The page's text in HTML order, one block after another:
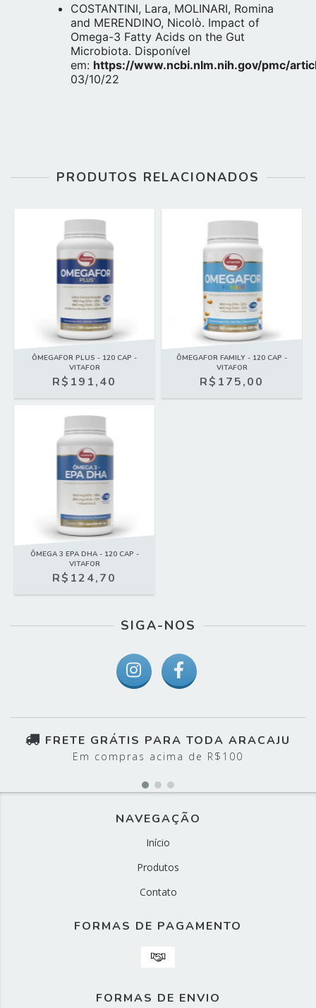
COSTANTINI, Lara, MOLINARI, Romina
and MERENDINO, Nicolò. Impact of
Omega-3 Fatty Acids on the Gut
Microbiota. Disponível
em: https://www.ncbi.nlm.nih.gov/pmc/
03/10/22
PRODUTOS RELACIONADOS
ÔMEGAFOR PLUS - 120 CAP -
VITAFOR
R$191,40
ÔMEGAFOR FAMILY - 120 CAP -
VITAFOR
R$175,00
ÔMEGA 3 EPA DHA - 120 CAP -
VITAFOR
R$124,70
SIGA-NOS
FRETE GRÁTIS PARA TODA ARACAJU
Em compras acima de R$100
NAVEGAÇÃO
Início
Produtos
Contato
FORMAS DE PAGAMENTO
FORMAS DE ENVIO